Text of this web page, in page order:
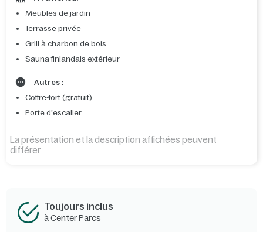
Meubles de jardin
Terrasse privée
Grill à charbon de bois
Sauna finlandais extérieur
Autres :
Coffre-fort (gratuit)
Porte d'escalier
La présentation et la description affichées peuvent
différer
Toujours inclus
à Center Parcs